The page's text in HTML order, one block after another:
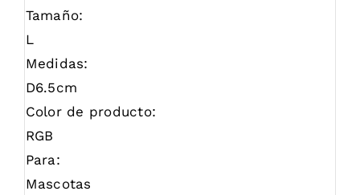
Tamaño:
L
Medidas:
D6.5cm
Color de producto:
RGB
Para:
Mascotas